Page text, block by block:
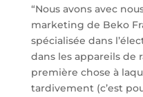
“Nous avons avec
marketing de Beko
spécialisée dans
dans les appareils de
première chose à
tardivement (c’est